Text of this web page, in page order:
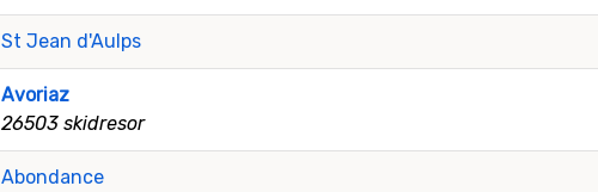
St Jean d'Aulps
Avoriaz
26503 skidresor
Abondance